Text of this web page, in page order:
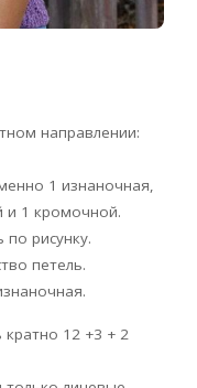
направлении:
1 изнаночная,
и 1 кромочной.
рисунку.
петель.
кратно 12 +3 + 2